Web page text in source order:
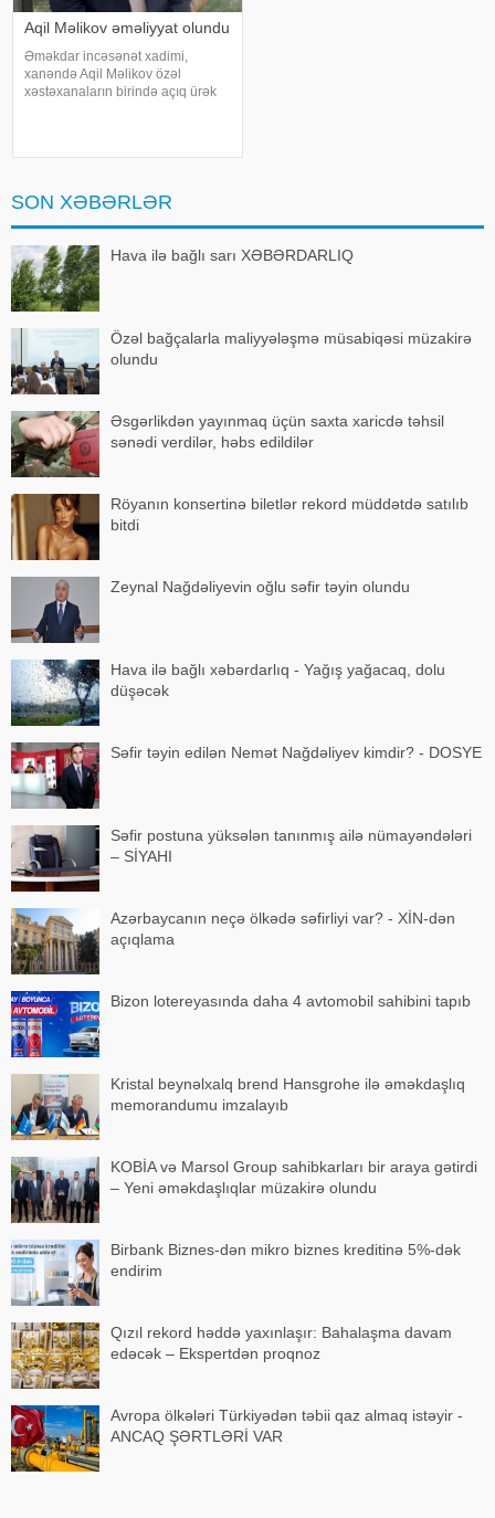
Aqil Məlikov əməliyyat olundu
Əməkdar incəsənət xadimi,
xanəndə Aqil Məlikov özəl
xəstəxanaların birində açıq ürək
SON XƏBƏRLƏR
Hava ilə bağlı sarı XƏBƏRDARLIQ
Özəl bağçalarla maliyyələşmə müsabiqəsi müzakirə
olundu
Əsgərlikdən yayınmaq üçün saxta xaricdə təhsil
sənədi verdilər, həbs edildilər
Röyanın konsertinə biletlər rekord müddətdə satılıb
bitdi
Zeynal Nağdəliyevin oğlu səfir təyin olundu
Hava ilə bağlı xəbərdarlıq - Yağış yağacaq, dolu
düşəcək
Səfir təyin edilən Nemət Nağdəliyev kimdir? - DOSYE
Səfir postuna yüksələn tanınmış ailə nümayəndələri
– SİYAHI
Azərbaycanın neçə ölkədə səfirliyi var? - XİN-dən
açıqlama
Bizon lotereyasında daha 4 avtomobil sahibini tapıb
Kristal beynəlxalq brend Hansgrohe ilə əməkdaşlıq
memorandumu imzalayıb
KOBİA və Marsol Group sahibkarları bir araya gətirdi
– Yeni əməkdaşlıqlar müzakirə olundu
Birbank Biznes-dən mikro biznes kreditinə 5%-dək
endirim
Qızıl rekord həddə yaxınlaşır: Bahalaşma davam
edəcək – Ekspertdən proqnoz
Avropa ölkələri Türkiyədən təbii qaz almaq istəyir -
ANCAQ ŞƏRTLƏRİ VAR